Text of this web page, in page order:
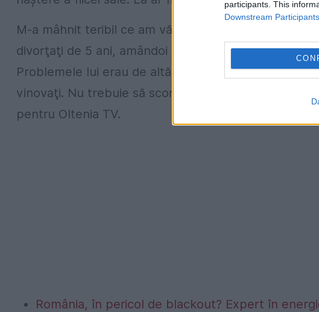
participants. This
Downstream Participants
M-a mâhnit teribil ce am văzut în presă, mai ales că
divorţaţi de 5 ani, amândoi s-au vindecat, nu cred
Problemele lui erau de altă natură. Nu înţeleg de ce
vinovaţi. Nu trebuie să scormonim senzaţionalul
pentru Oltenia TV.
România, în pericol de blackout? Expert în